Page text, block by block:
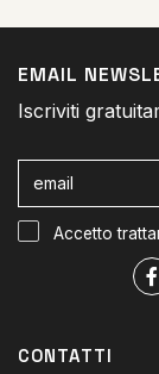
EMAIL
Iscriviti
Accetto
CONTATTI